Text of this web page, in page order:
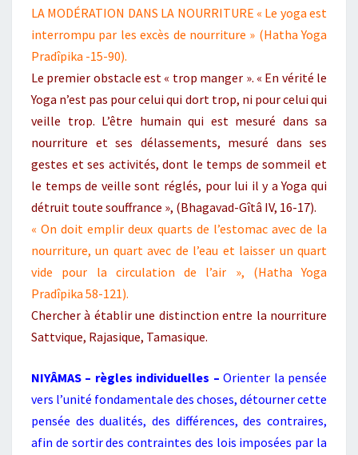
LA MODÉRATION DANS LA NOURRITURE « Le yoga est
interrompu par les excès de nourriture » (Hatha Yoga
Pradîpika -15-90).
Le premier obstacle est « trop manger ». « En vérité le
Yoga n’est pas pour celui qui dort trop, ni pour celui qui
veille trop. L’être humain qui est mesuré dans sa
nourriture et ses délassements, mesuré dans ses
gestes et ses activités, dont le temps de sommeil et
le temps de veille sont réglés, pour lui il y a Yoga qui
détruit toute souffrance », (Bhagavad-Gîtâ IV, 16-17).
« On doit emplir deux quarts de l’estomac avec de la
nourriture, un quart avec de l’eau et laisser un quart
vide pour la circulation de l’air », (Hatha Yoga
Pradîpika 58-121).
Chercher à établir une distinction entre la nourriture
Sattvique, Rajasique, Tamasique.
NIYÂMAS – règles individuelles – Orienter la pensée
vers l’unité fondamentale des choses, détourner cette
pensée des dualités, des différences, des contraires,
afin de sortir des contraintes des lois imposées par la